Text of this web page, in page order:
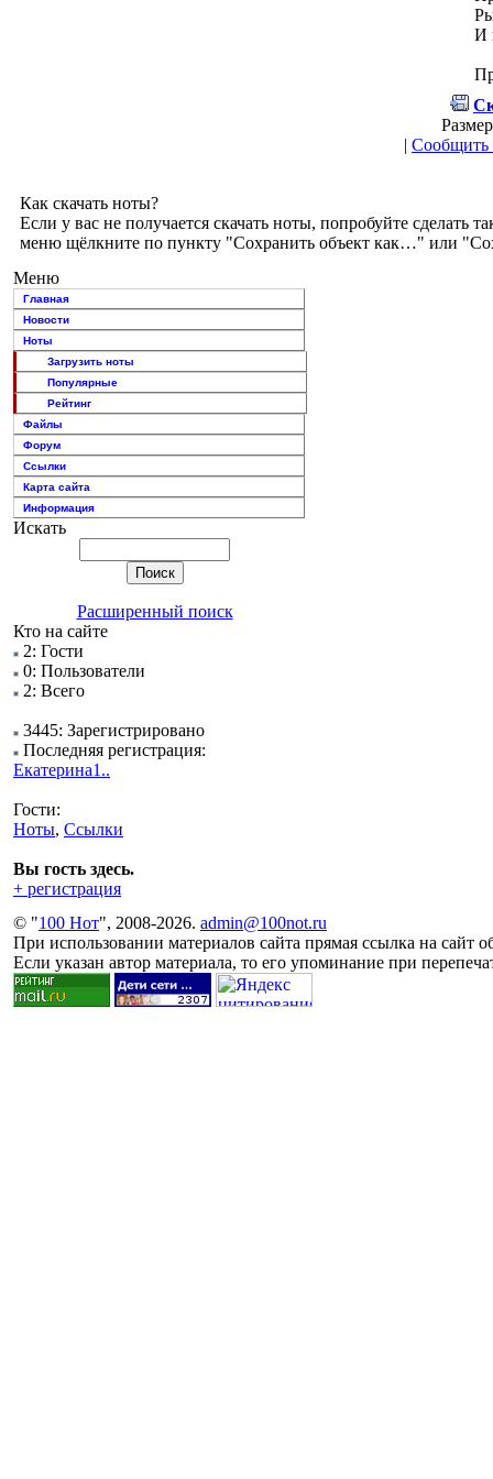
И
| Сообщить
Как скачать ноты?
Если у вас не получается скачать ноты, попробуйте
меню щёлкните по пункту "Сохранить объект как…" или
Меню
Главная
Новости
Ноты
Загрузить ноты
Популярные
Рейтинг
Файлы
Форум
Ссылки
Карта сайта
Информация
Искать
Расширенный поиск
Кто на сайте
2: Гости
0: Пользователи
2: Всего
3445: Зарегистрировано
Последняя регистрация:
Екатерина1..
Гости:
Ноты, Ссылки
Вы гость здесь.
+ регистрация
© "100 Нот", 2008-2026. admin@100not.ru
При использовании материалов сайта прямая ссылка на сайт
Если указан автор материала, то его упоминание при